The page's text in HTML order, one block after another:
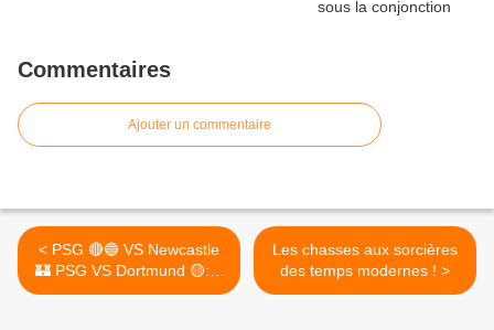
Commentaires
Ajouter un commentaire
< PSG 🔴🔵 VS Newcastle
🏰 PSG VS Dortmund 🟡: à
la croisée des astres dans
Les chasses aux sorcières
des temps modernes ! >